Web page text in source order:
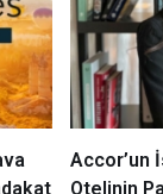
Accor’un
Otelinin